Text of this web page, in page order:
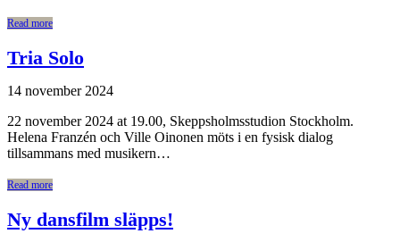
Read more
Tria Solo
14 november 2024
22 november 2024 at 19.00, Skeppsholmsstudion Stockholm.
Helena Franzén och Ville Oinonen möts i en fysisk dialog
tillsammans med musikern…
Read more
Ny dansfilm släpps!